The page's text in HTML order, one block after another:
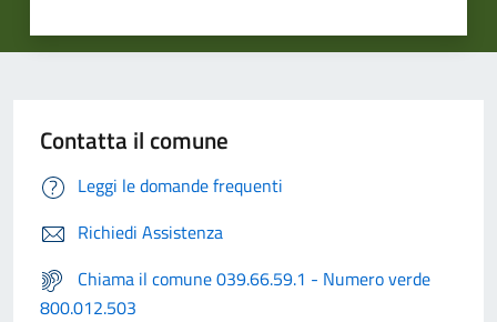
Contatta il comune
Leggi le domande frequenti
Richiedi Assistenza
Chiama il comune 039.66.59.1 - Numero verde
800.012.503